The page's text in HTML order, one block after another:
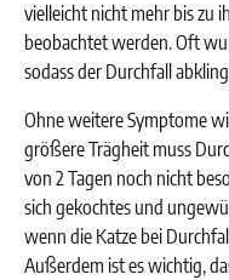
vielleicht nicht mehr bis zu
beobachtet werden. Oft
sodass der Durchfall
Ohne weitere Symptome
größere Trägheit muss
von 2 Tagen noch nicht
sich gekochtes und
wenn die Katze bei
Außerdem ist es wichtig,